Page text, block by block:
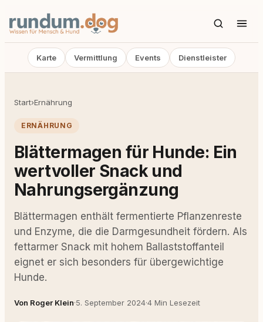
Karte Vermittlung Events Dienstleister
Start›Ernährung
ERNÄHRUNG
Blättermagen für Hunde: Ein
wertvoller Snack und
Nahrungsergänzung
Blättermagen enthält fermentierte Pflanzenreste
und Enzyme, die die Darmgesundheit fördern. Als
fettarmer Snack mit hohem Ballaststoffanteil
eignet er sich besonders für übergewichtige
Hunde.
Von Roger Klein·5. September 2024·4 Min Lesezeit